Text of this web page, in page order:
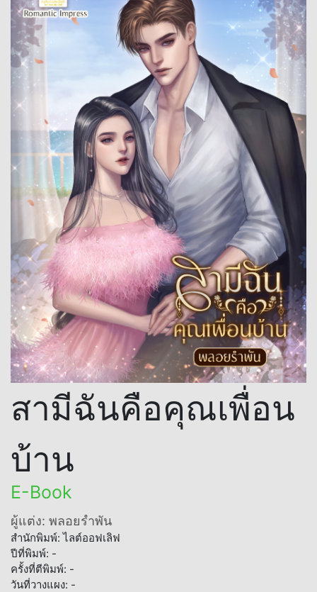
สามีฉันคือคุณเพื่อน
บ้าน
E-Book
ผู้แต่ง: พลอยรำพัน
สำนักพิมพ์: ไลต์ออฟเลิฟ
ปีที่พิมพ์: -
ครั้งที่ตีพิมพ์: -
วันที่วางแผง: -